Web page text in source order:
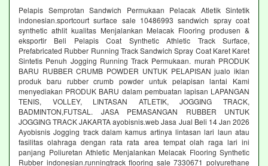
Pelapis Semprotan Sandwich Permukaan Pelacak Atletik Sintetik
indonesian.sportcourt surface sale 10486993 sandwich spray coat
synthetic athlit kualitas Menjalankan Melacak Flooring produsen &
eksportir Beli Pelapis Coat Synthetic Athletic Track Surface,
Prefabricated Rubber Running Track Sandwich Spray Coat Karet Karet
Sintetis Penuh Jogging Running Track Permukaan. murah PRODUK
BARU RUBBER CRUMB POWDER UNTUK PELAPISAN jualo iklan
produk baru rubber crumb powder untuk pelapisan lantai Kami
menyediakan PRODUK BARU dalam pembuatan lapisan LAPANGAN
TENIS, VOLLEY, LINTASAN ATLETIK, JOGGING TRACK,
BADMINTON,FUTSAL. JASA PEMASANGAN RUBBER UNTUK
JOGGING TRACK JAKARTA ayobisnis.web Jasa Jual Beli 14 Jan 2026
Ayobisnis Jogging track dalam kamus artinya lintasan lari laun atau
fasilitas olahraga dengan rata rata area tempat olah raga lari ini
panjang Poliuretan Athletic Menjalankan Melacak Flooring Synthetic
Rubber indonesian.runningtrack flooring sale 7330671 polyurethane